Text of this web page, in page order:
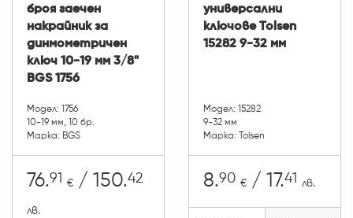
броя гаечен
накрайник за
динмометричен
ключ 10-19 мм 3/8"
BGS 1756
Модел: 1756
10-19 мм, 10 бр.
Марка: BGS
76.91 € / 150.42
лв.
универсални
ключове Tolsen
15282 9-32 мм
Модел: 15282
9-32 мм
Марка: Tolsen
8.90 € / 17.41 лв.